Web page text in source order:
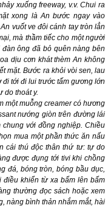
xuống freeway, v.v. Chui ra
xong là An bước ngay vào
vuốt ve đôi cánh tay tròn lẳn
mà thầm tiếc cho một người
ông đã bỏ quên nàng bên
dịu cơn khát thèm An không
mặt. Bước ra khỏi vòi sen, lau
tới đi lui trước tấm gương lớn
do thoát y.
một muỗng creamer có hương
nướng giòn trên đường lái
với đồng nghiệp. Chiều
mua một phần thức ăn nấu
cái thú độc thân thứ tư: tự do
được đụng tới tivi khi chồng
đá, bóng tròn, bóng bầu dục,
khiển từ xa bấm lên bấm
thường đọc sách hoặc xem
nàng bình thản nhắm mắt, hài